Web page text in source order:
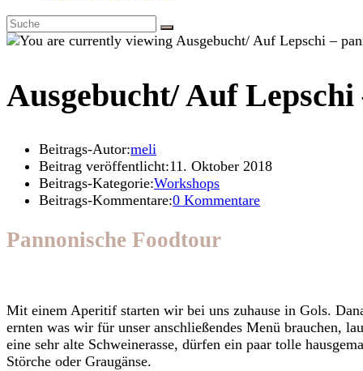
Ausgebucht/ Auf
Beitrags-Autor:meli
Beitrag veröffentlicht:11. Oktober 2018
Beitrags-Kategorie:Workshops
Beitrags-Kommentare:0 Kommentare
Pannonische Foodtour
Mit einem Aperitif starten wir bei uns zuhause in Gols.
ernten was wir für unser anschließendes Menü brauchen,
eine sehr alte Schweinerasse, dürfen ein paar tolle
Störche oder Graugänse.